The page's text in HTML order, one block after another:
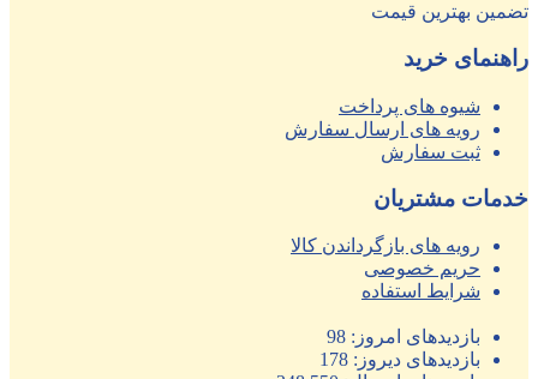
تضمین بهترین قیمت
راهنمای خرید
شیوه های پرداخت
رویه های ارسال سفارش
ثبت سفارش
خدمات مشتریان
رویه های بازگرداندن کالا
حریم خصوصی
شرایط استفاده
بازدیدهای امروز: 98
بازدیدهای دیروز: 178